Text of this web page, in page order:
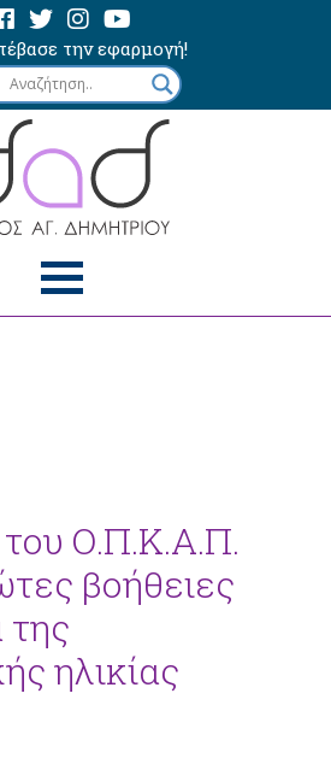
την εφαρμογή!
του Ο.Π.Κ.Α.Π.
βοήθειες
της
ηλικίας